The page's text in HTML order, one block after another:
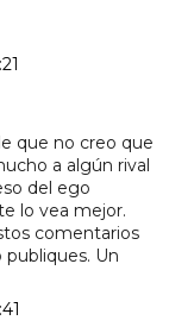
que no creo que
a algún rival
del ego
lo vea mejor.
comentarios
Un